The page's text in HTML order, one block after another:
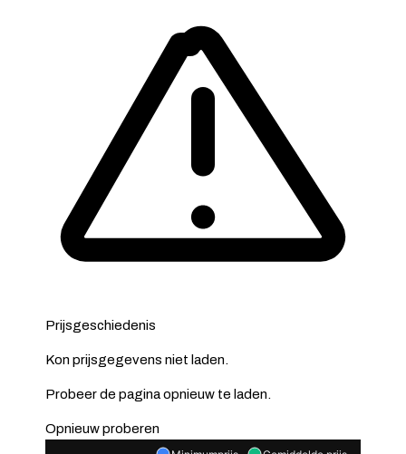
Prijsgeschiedenis
Kon prijsgegevens niet laden.
Probeer de pagina opnieuw te laden.
Opnieuw proberen